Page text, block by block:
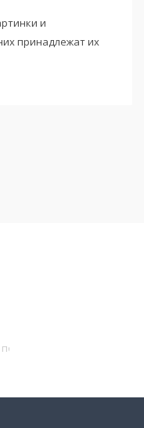
и
принадлежат их